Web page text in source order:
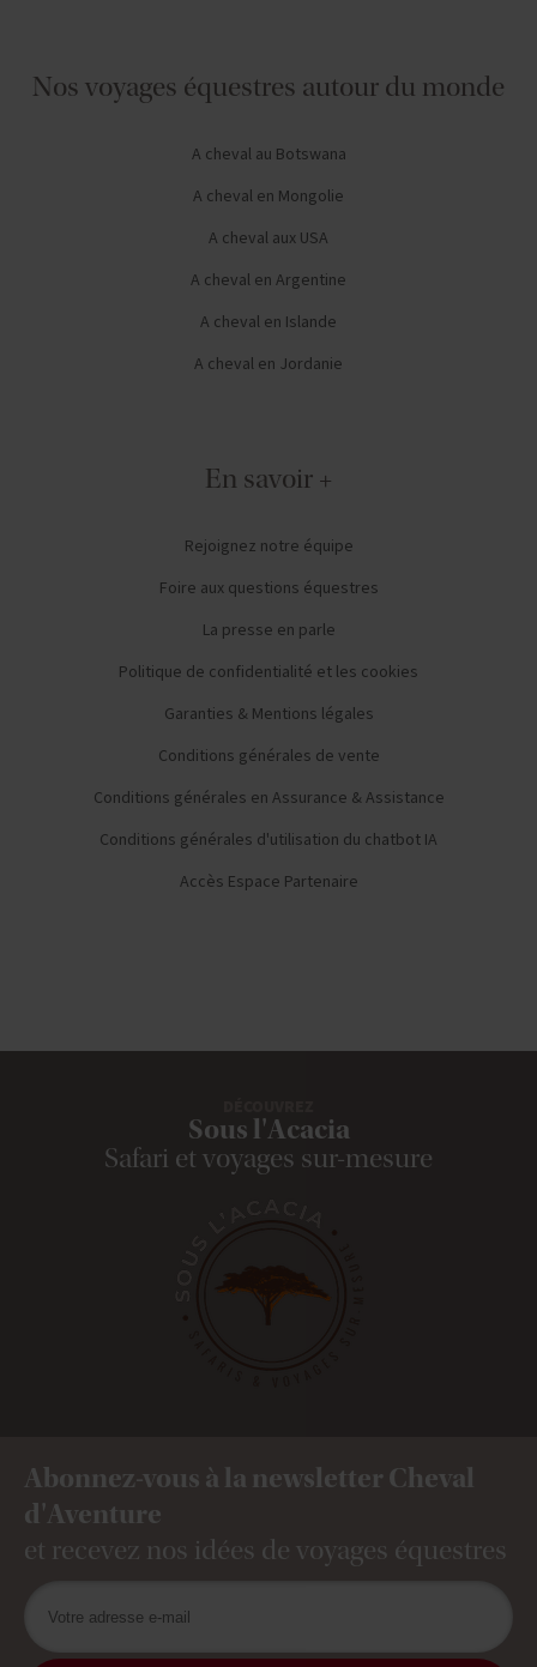
Nos voyages équestres autour du monde
A cheval au Botswana
A cheval en Mongolie
A cheval aux USA
A cheval en Argentine
A cheval en Islande
A cheval en Jordanie
En savoir +
Rejoignez notre équipe
Foire aux questions équestres
La presse en parle
Politique de confidentialité et les cookies
Garanties & Mentions légales
Conditions générales de vente
Conditions générales en Assurance & Assistance
Conditions générales d'utilisation du chatbot IA
Accès Espace Partenaire
Sous l'Acacia
Safari et voyages sur-mesure
Abonnez-vous à la newsletter Cheval
d'Aventure
et recevez nos idées de voyages équestres